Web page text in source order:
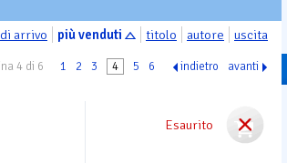
arrivo più venduti titolo autore uscita
4 di 6 1 2 3 4 5 6 indietro avanti
Esaurito